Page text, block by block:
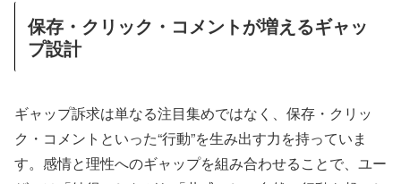
保存・クリック・コメントが増えるギャッ
プ設計
ギャップ訴求は単なる注目集めではなく、保存・クリッ
ク・コメントといった“行動”を生み出す力を持っていま
す。感情と理性へのギャップを組み合わせることで、ユー